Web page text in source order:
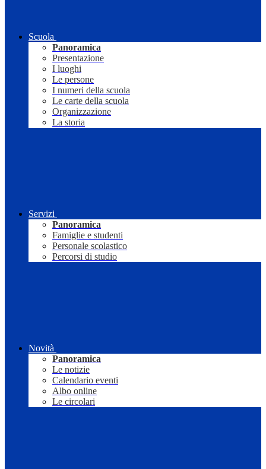
Scuola
Panoramica
Presentazione
I luoghi
Le persone
I numeri della scuola
Le carte della scuola
Organizzazione
La storia
Servizi
Panoramica
Famiglie e studenti
Personale scolastico
Percorsi di studio
Novità
Panoramica
Le notizie
Calendario eventi
Albo online
Le circolari